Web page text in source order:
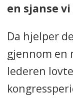
en sjanse
Da hjelper
gjennom en
lederen